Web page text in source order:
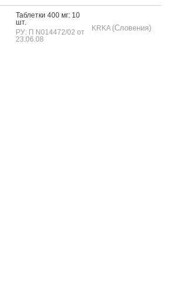
Таб­летки 400 мг: 10
шт.
РУ: П N014472/02 от
23.06.08
KRKA (Словения)